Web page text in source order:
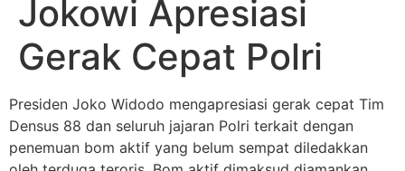
Jokowi Apresiasi
Gerak Cepat Polri
Presiden Joko Widodo mengapresiasi gerak cepat Tim
Densus 88 dan seluruh jajaran Polri terkait dengan
penemuan bom aktif yang belum sempat diledakkan